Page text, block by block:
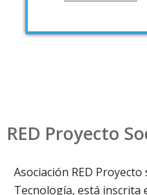
RED Proyecto
Asociación RED Proyecto
Tecnología, está inscrita